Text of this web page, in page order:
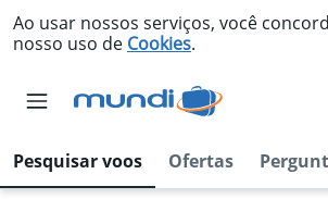
Ao usar nossos serviços, você
nosso uso de Cookies.
Pesquisar voos Ofertas